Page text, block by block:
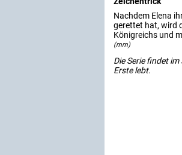
Nachdem Elena
gerettet hat, wird
Königreichs und
(mm)
Die Serie findet
Erste lebt.